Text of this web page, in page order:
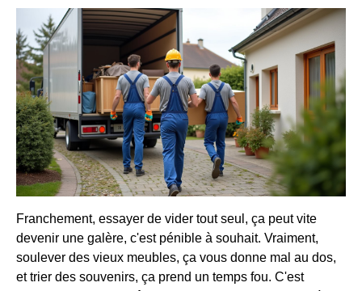
Franchement, essayer de vider tout seul, ça peut vite
devenir une galère, c'est pénible à souhait. Vraiment,
soulever des vieux meubles, ça vous donne mal au dos,
et trier des souvenirs, ça prend un temps fou. C'est